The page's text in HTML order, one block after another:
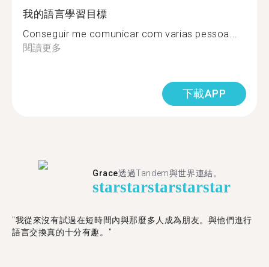
我的語言學習目標
Conseguir me comunicar com varias pessoa...
閱讀更多
下載APP
Grace透過Tandem與世界連結。
starstarstarstarstar
"我從來沒有試過在短時間內與那麼多人成為朋友。與他們進行
語言交換真的十分有趣。"